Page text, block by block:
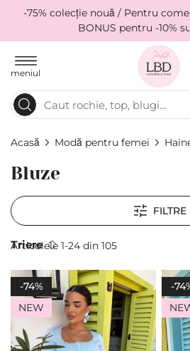
-75% colecție nouă / Pentru
BONUS pentru -10%
meniul
Acasă Modă pentru femei
Bluze
FILTRE
Articolele 1-24 din 105
Тriere
-74%
NEW
-